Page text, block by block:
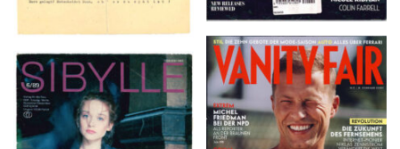
VANITY FAIR – Nr. 7 –
8. Februar 2007
SIBYLLE 6/89